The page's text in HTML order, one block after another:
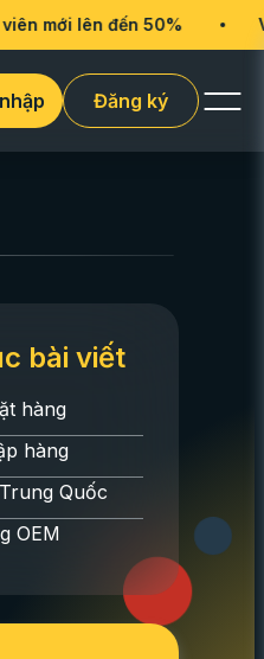
50% VMT Global
Đăng ký
bài viết
hàng
hàng
Quốc
OEM